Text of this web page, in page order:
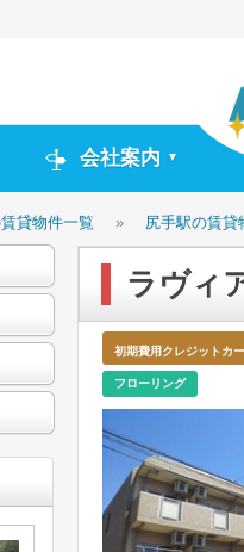
会社案内 ▼
貸物件一覧 » 尻手駅の賃貸
ラヴィ
初期費用クレジットカ
フローリング